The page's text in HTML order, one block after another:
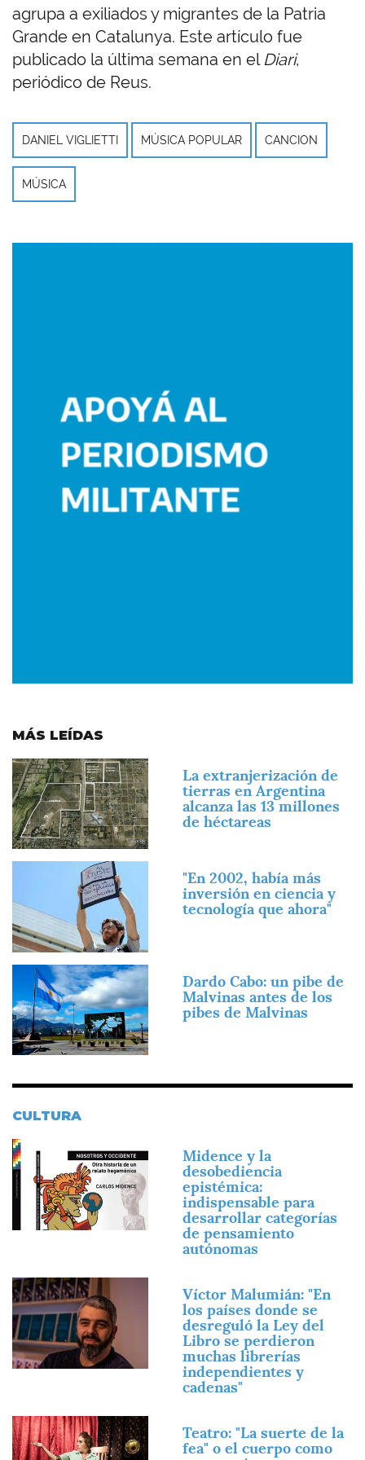
agrupa a exiliados y migrantes de la Patria
Grande en Catalunya. Este artículo fue
publicado la última semana en el Diari,
periódico de Reus.
DANIEL VIGLIETTI MÚSICA POPULAR CANCION
MÚSICA
MÁS LEÍDAS
Imagen
La extranjerización de
tierras en Argentina
alcanza las 13 millones
de héctareas
"En 2002, había más
inversión en ciencia y
tecnología que ahora"
Imagen
Dardo Cabo: un pibe de
Malvinas antes de los
pibes de Malvinas
CULTURA
Imagen
Midence y la
desobediencia
epistémica:
indispensable para
desarrollar categorías
de pensamiento
autónomas
Imagen
Víctor Malumián: "En
los países donde se
desreguló la Ley del
Libro se perdieron
muchas librerías
independientes y
cadenas"
Imagen
Teatro: "La suerte de la
fea" o el cuerpo como